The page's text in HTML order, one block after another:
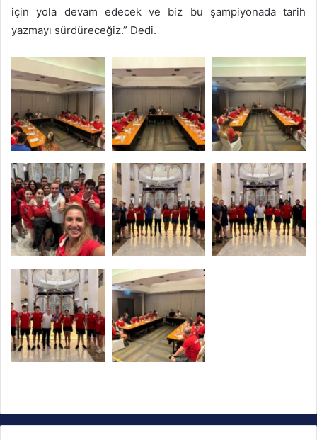
için yola devam edecek ve biz bu şampiyonada tarih
yazmayı sürdüreceğiz.” Dedi.